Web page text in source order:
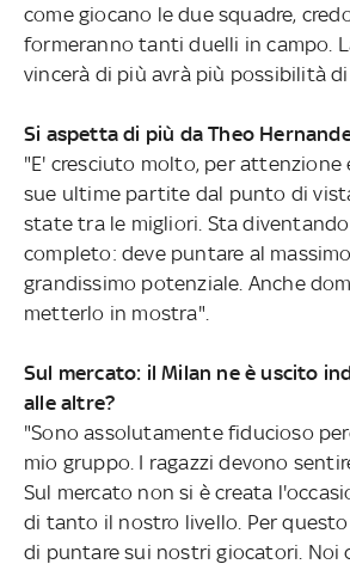
come giocano le due squadre,
formeranno tanti duelli in campo.
vincerà di più avrà più possibilità
Si aspetta di più da Theo
"E' cresciuto molto, per attenzione
sue ultime partite dal punto di
state tra le migliori. Sta
completo: deve puntare al
grandissimo potenziale. Anche
metterlo in mostra".
Sul mercato: il Milan ne è uscito
alle altre?
"Sono assolutamente fiducioso
mio gruppo. I ragazzi devono
Sul mercato non si è creata
di tanto il nostro livello. Per
di puntare sui nostri giocatori. Noi